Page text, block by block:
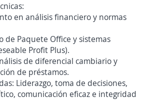
en análisis financiero y normas
de Paquete Office y sistemas
Profit Plus).
de diferencial cambiario y
de préstamos.
Liderazgo, toma de decisiones,
comunicación eficaz e integridad